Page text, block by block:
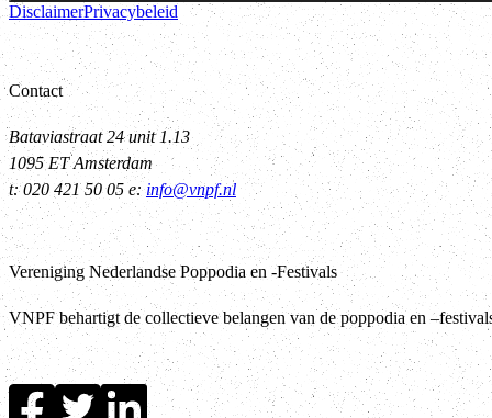
DisclaimerPrivacybeleid
Contact
Bataviastraat 24 unit 1.13
1095 ET Amsterdam
t: 020 421 50 05 e:info@vnpf.nl
Vereniging Nederlandse Poppodia en -Festivals
VNPF behartigt de collectieve belangen van de poppodia en